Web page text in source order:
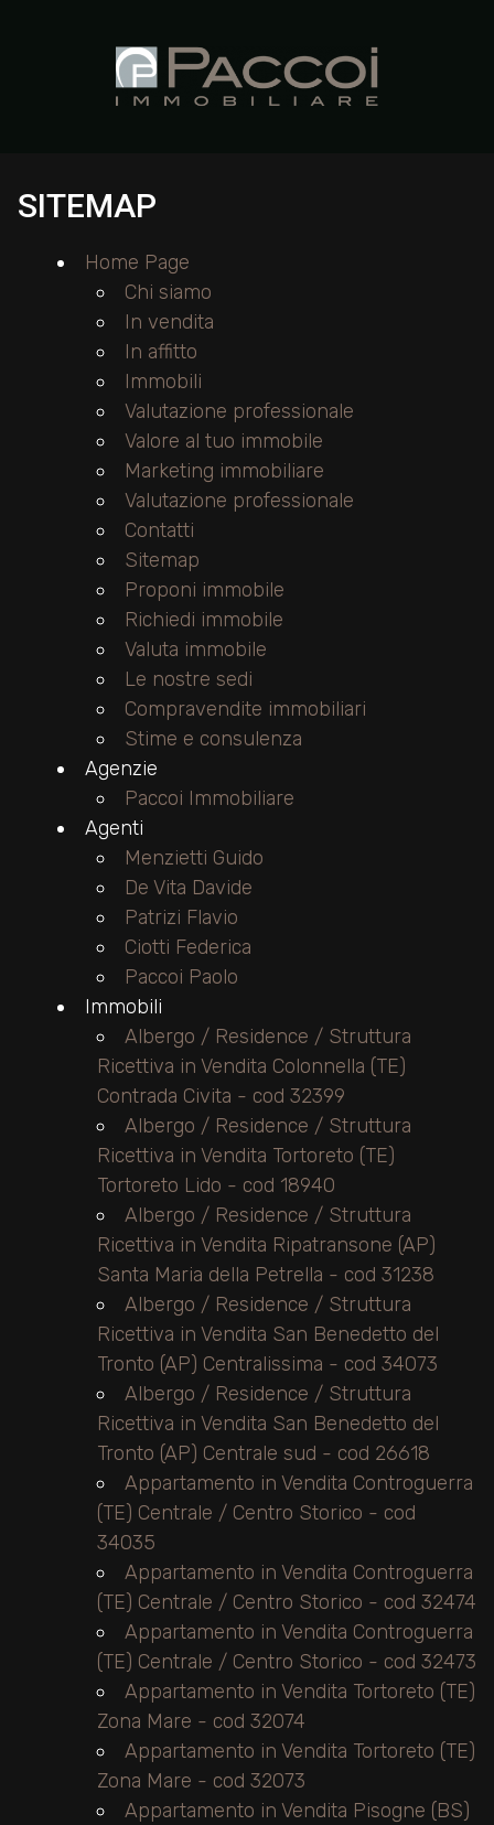
SITEMAP
Home Page
Chi siamo
In vendita
In affitto
Immobili
Valutazione professionale
Valore al tuo immobile
Marketing immobiliare
Valutazione professionale
Contatti
Sitemap
Proponi immobile
Richiedi immobile
Valuta immobile
Le nostre sedi
Compravendite immobiliari
Stime e consulenza
Agenzie
Paccoi Immobiliare
Agenti
Menzietti Guido
De Vita Davide
Patrizi Flavio
Ciotti Federica
Paccoi Paolo
Immobili
Albergo / Residence / Struttura
Ricettiva in Vendita Colonnella (TE)
Contrada Civita - cod 32399
Albergo / Residence / Struttura
Ricettiva in Vendita Tortoreto (TE)
Tortoreto Lido - cod 18940
Albergo / Residence / Struttura
Ricettiva in Vendita Ripatransone (AP)
Santa Maria della Petrella - cod 31238
Albergo / Residence / Struttura
Ricettiva in Vendita San Benedetto del
Tronto (AP) Centralissima - cod 34073
Albergo / Residence / Struttura
Ricettiva in Vendita San Benedetto del
Tronto (AP) Centrale sud - cod 26618
Appartamento in Vendita Controguerra
(TE) Centrale / Centro Storico - cod
34035
Appartamento in Vendita Controguerra
(TE) Centrale / Centro Storico - cod 32474
Appartamento in Vendita Controguerra
(TE) Centrale / Centro Storico - cod 32473
Appartamento in Vendita Tortoreto (TE)
Zona Mare - cod 32074
Appartamento in Vendita Tortoreto (TE)
Zona Mare - cod 32073
Appartamento in Vendita Pisogne (BS)
SERVIZI
Vendita
Affitto
cercare
Comune
Tipologia
multiscelta
Qualsiasi
Residenziali
Commerciali
Terreni
Qualsiasi